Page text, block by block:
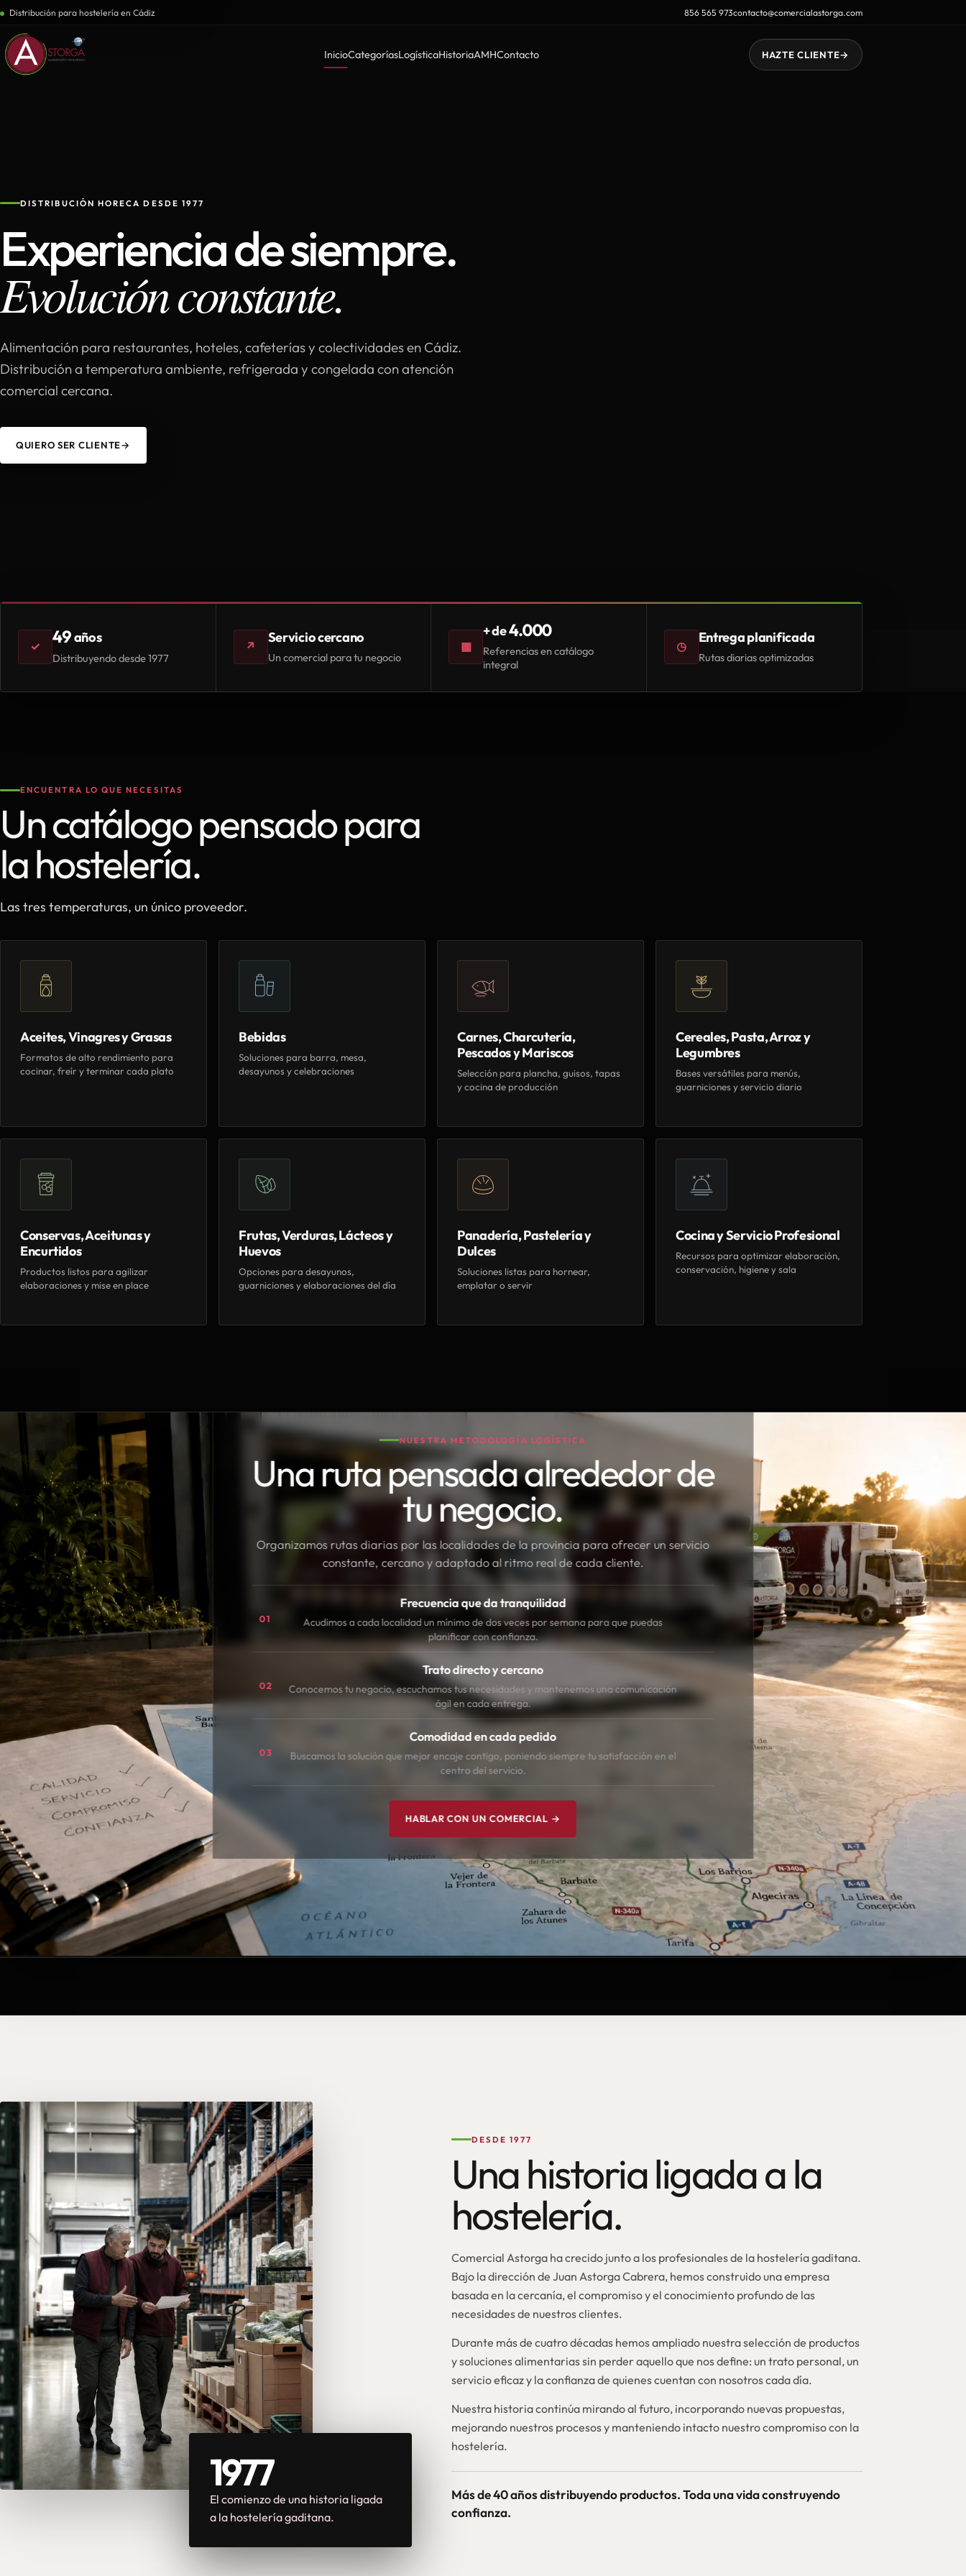
Distribución para hostelería en Cádiz 856 565 973contacto@comercialastorga.com
InicioCategoríasLogísticaHistoriaAMHContacto HAZTE CLIENTE→
DISTRIBUCIÓN HORECA DESDE 1977
Experiencia de siempre.
Evolución constante.
Alimentación para restaurantes, hoteles, cafeterías y colectividades en Cádiz.
Distribución a temperatura ambiente, refrigerada y congelada con atención
comercial cercana.
QUIERO SER CLIENTE→
✓ 49años
Distribuyendo desde 1977
↗
Servicio cercano
Un comercial para tu negocio
▦
+ de4.000
Referencias en catálogo
integral
◷
Entrega planificada
Rutas diarias optimizadas
ENCUENTRA LO QUE NECESITAS
Un catálogo pensado para
la hostelería.
Las tres temperaturas, un único proveedor.
Aceites, Vinagres y Grasas
Formatos de alto rendimiento para
cocinar, freír y terminar cada plato
Bebidas
Soluciones para barra, mesa,
desayunos y celebraciones
Carnes, Charcutería,
Pescados y Mariscos
Selección para plancha, guisos, tapas
y cocina de producción
Cereales, Pasta, Arroz y
Legumbres
Bases versátiles para menús,
guarniciones y servicio diario
Conservas, Aceitunas y
Encurtidos
Productos listos para agilizar
elaboraciones y mise en place
Frutas, Verduras, Lácteos y
Huevos
Opciones para desayunos,
guarniciones y elaboraciones del día
Panadería, Pastelería y
Dulces
Soluciones listas para hornear,
emplatar o servir
Cocina y Servicio Profesional
Recursos para optimizar elaboración,
conservación, higiene y sala
NUESTRA METODOLOGÍA LOGÍSTICA
Una ruta pensada alrededor de
tu negocio.
Organizamos rutas diarias por las localidades de la provincia para ofrecer un servicio
constante, cercano y adaptado al ritmo real de cada cliente.
01
Frecuencia que da tranquilidad
Acudimos a cada localidad un mínimo de dos veces por semana para que puedas
planificar con confianza.
02
Trato directo y cercano
Conocemos tu negocio, escuchamos tus necesidades y mantenemos una comunicación
ágil en cada entrega.
03
Comodidad en cada pedido
Buscamos la solución que mejor encaje contigo, poniendo siempre tu satisfacción en el
centro del servicio.
HABLAR CON UN COMERCIAL →
1977
El comienzo de una historia ligada
a la hostelería gaditana.
DESDE 1977
Una historia ligada a la
hostelería.
Comercial Astorga ha crecido junto a los profesionales de la hostelería gaditana.
Bajo la dirección de Juan Astorga Cabrera, hemos construido una empresa
basada en la cercanía, el compromiso y el conocimiento profundo de las
necesidades de nuestros clientes.
Durante más de cuatro décadas hemos ampliado nuestra selección de productos
y soluciones alimentarias sin perder aquello que nos define: un trato personal, un
servicio eficaz y la confianza de quienes cuentan con nosotros cada día.
Nuestra historia continúa mirando al futuro, incorporando nuevas propuestas,
mejorando nuestros procesos y manteniendo intacto nuestro compromiso con la
hostelería.
Más de 40 años distribuyendo productos. Toda una vida construyendo
confianza.